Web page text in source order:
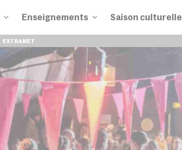
Enseignements Saison culturelle
EXTRANET